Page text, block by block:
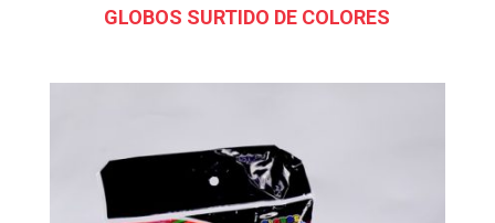
GLOBOS SURTIDO DE COLORES